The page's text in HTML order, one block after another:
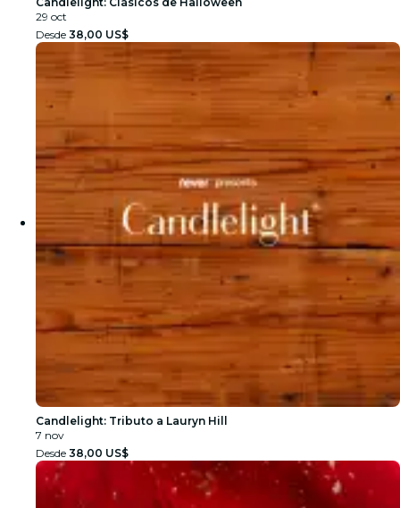
29 oct
Desde 38,00 US$
Candlelight: Tributo a Lauryn Hill
7 nov
Desde 38,00 US$